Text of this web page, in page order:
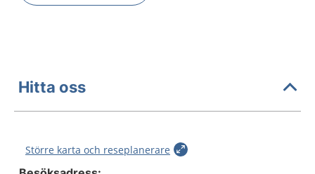
Hitta oss
Större karta och reseplanerare